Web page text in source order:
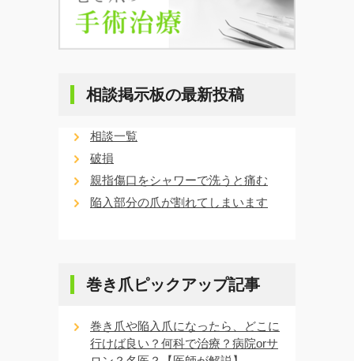
相談掲示板の最新投稿
相談一覧
破損
親指傷口をシャワーで洗うと痛む
陥入部分の爪が割れてしまいます
巻き爪ピックアップ記事
巻き爪や陥入爪になったら、どこに
行けば良い？何科で治療？病院orサ